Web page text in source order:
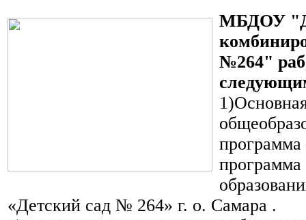
МБДОУ
№264"
программа
«Детский сад № 264» г. о. Самара .